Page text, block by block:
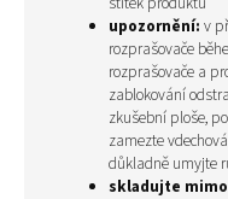
upozornění: v
rozprašovače
rozprašovače a
zablokování
zkušební ploše,
zamezte
důkladně umyjte
skladujte